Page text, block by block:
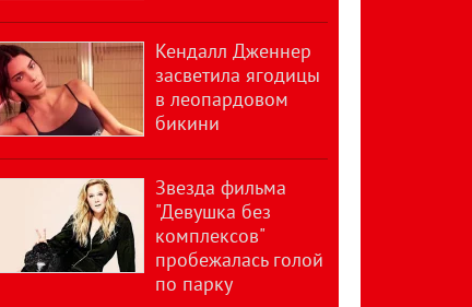
Кендалл Дженнер
засветила ягодицы
в леопардовом
бикини
Звезда фильма
"Девушка без
комплексов"
пробежалась голой
по парку